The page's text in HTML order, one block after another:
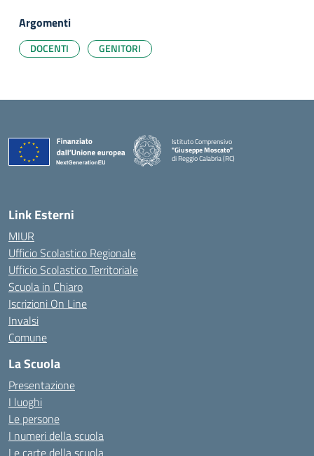
Argomenti
DOCENTI GENITORI
Istituto Comprensivo
"Giuseppe Moscato"
di Reggio Calabria (RC)
— Visita la pagina iniziale della scuola
Link Esterni
MIUR
Ufficio Scolastico Regionale
Ufficio Scolastico Territoriale
Scuola in Chiaro
Iscrizioni On Line
Invalsi
Comune
La Scuola
Presentazione
I luoghi
Le persone
I numeri della scuola
Le carte della scuola